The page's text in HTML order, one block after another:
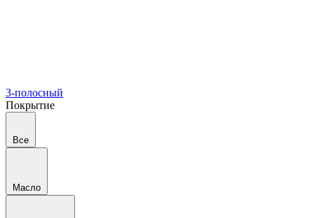
3-полосный
Покрытие
Все
Масло